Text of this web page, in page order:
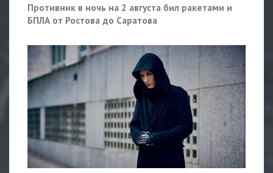
Противник в ночь на 2 августа бил ракетами и
БПЛА от Ростова до Саратова